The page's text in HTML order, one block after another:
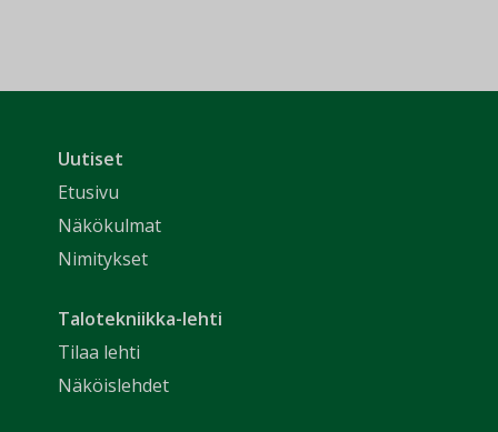
Uutiset
Etusivu
Näkökulmat
Nimitykset
Talotekniikka-lehti
Tilaa lehti
Näköislehdet